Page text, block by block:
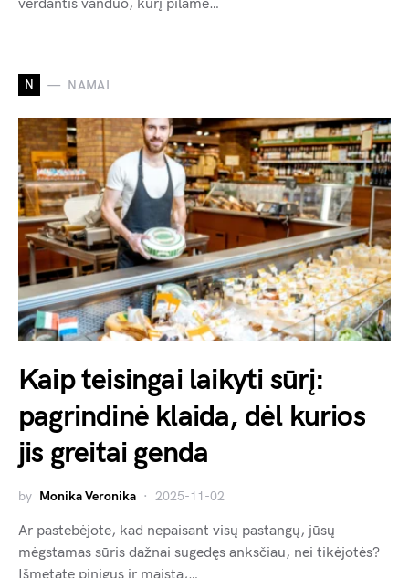
verdantis vanduo, kurį pilame…
N NAMAI
Kaip teisingai laikyti sūrį:
pagrindinė klaida, dėl kurios
jis greitai genda
by Monika Veronika 2025-11-02
Ar pastebėjote, kad nepaisant visų pastangų, jūsų
mėgstamas sūris dažnai sugedęs anksčiau, nei tikėjotės?